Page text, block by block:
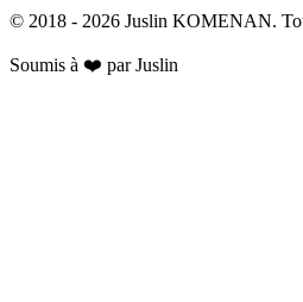
© 2018 - 2026 Juslin KOMENAN.
Soumis à ❤️ par Juslin